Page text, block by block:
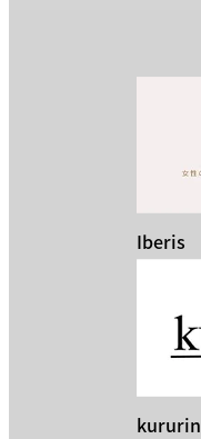
Iberis
kururin